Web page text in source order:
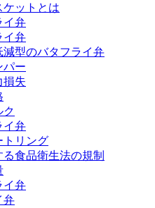
ットとは
イ弁
イ弁
型のバタフライ弁
パー
損失
ク
イ弁
トリング
食品衛生法の規制
イ弁
弁